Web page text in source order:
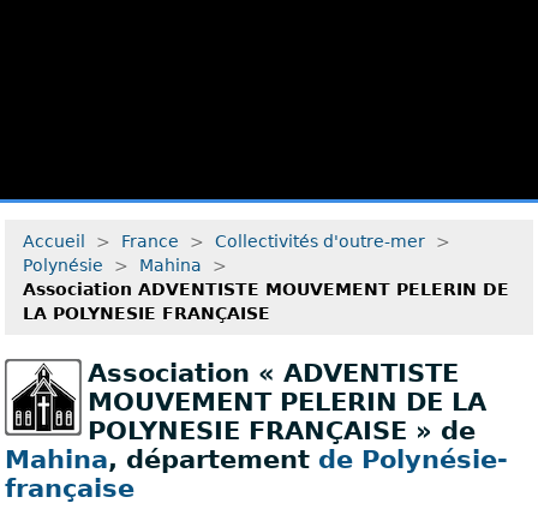
Accueil > France > Collectivités d'outre-mer
>
Polynésie
> Mahina
>
Association ADVENTISTE MOUVEMENT PELERIN DE
LA POLYNESIE FRANÇAISE
Association « ADVENTISTE
MOUVEMENT PELERIN DE LA
POLYNESIE FRANÇAISE » de
Mahina, département de Polynésie-
française